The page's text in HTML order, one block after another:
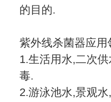
的目的.
紫外线杀菌器应用
1.生活用水,二次
毒.
2.游泳池水,景观